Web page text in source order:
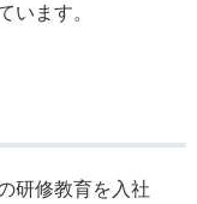
います。
研修教育を入社